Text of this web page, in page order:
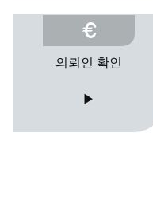
의뢰인 확인
▶